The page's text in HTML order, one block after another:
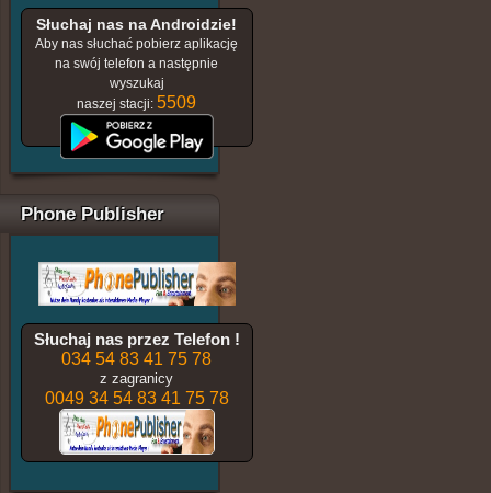
Słuchaj nas na Androidzie!
Aby nas słuchać pobierz aplikację
na swój telefon a następnie
wyszukaj
naszej stacji:5509
Phone Publisher
Słuchaj nas przez Telefon !
034 54 83 41 75 78
z zagranicy
0049 34 54 83 41 75 78